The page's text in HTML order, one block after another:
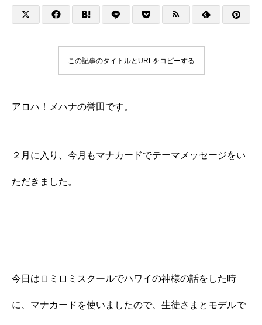
この記事のタイトルとURLをコピーする
アロハ！メハナの誉田です。
２月に入り、今月もマナカードでテーマメッセージをい
ただきました。
今日はロミロミスクールでハワイの神様の話をした時
に、マナカードを使いましたので、生徒さまとモデルで